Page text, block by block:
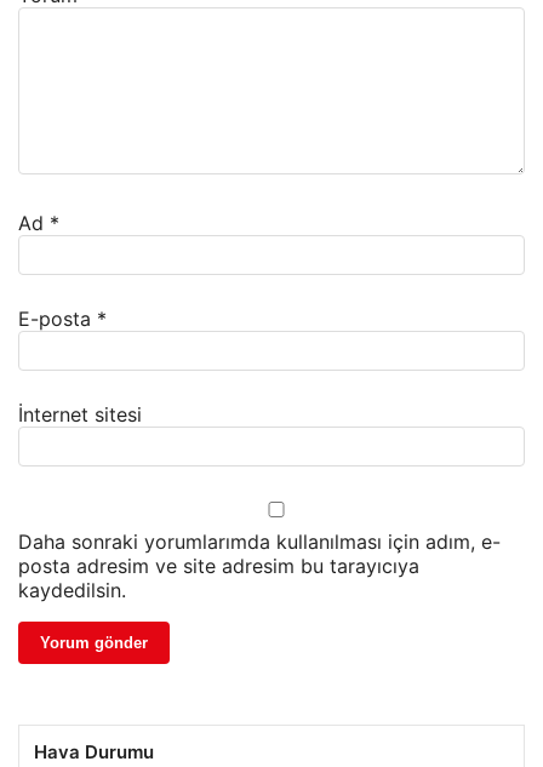
Ad *
E-posta *
İnternet sitesi
Daha sonraki yorumlarımda kullanılması için adım, e-
posta adresim ve site adresim bu tarayıcıya
kaydedilsin.
Hava Durumu